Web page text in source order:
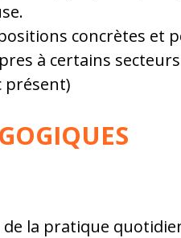
concrètes et
à certains
présent)
la pratique